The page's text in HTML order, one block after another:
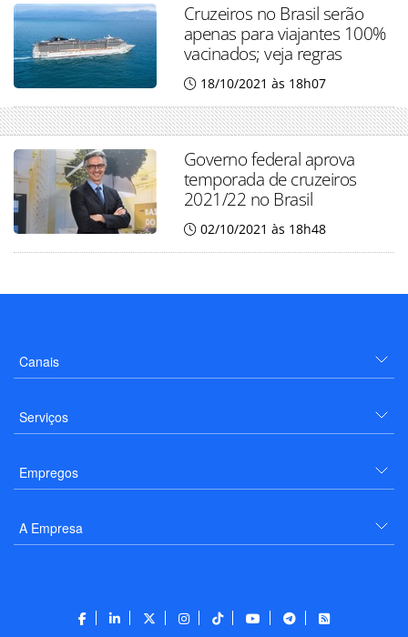
Cruzeiros no Brasil serão
apenas para viajantes 100%
vacinados; veja regras
18/10/2021 às 18h07
Governo federal aprova
temporada de cruzeiros
2021/22 no Brasil
02/10/2021 às 18h48
Canais
Serviços
Empregos
A Empresa